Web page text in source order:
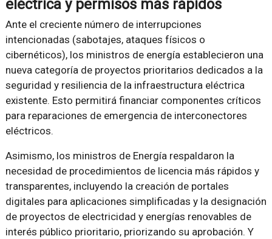
eléctrica y permisos más rápidos
Ante el creciente número de interrupciones
intencionadas (sabotajes, ataques físicos o
cibernéticos), los ministros de energía establecieron una
nueva categoría de proyectos prioritarios dedicados a la
seguridad y resiliencia de la infraestructura eléctrica
existente. Esto permitirá financiar componentes críticos
para reparaciones de emergencia de interconectores
eléctricos.
Asimismo, los ministros de Energía respaldaron la
necesidad de procedimientos de licencia más rápidos y
transparentes, incluyendo la creación de portales
digitales para aplicaciones simplificadas y la designación
de proyectos de electricidad y energías renovables de
interés público prioritario, priorizando su aprobación. Y